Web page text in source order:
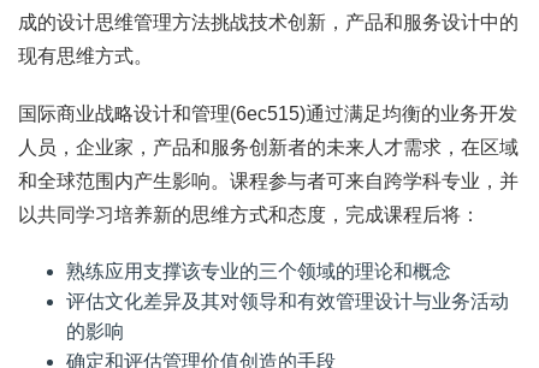
成的设计思维管理方法挑战技术创新，产品和服务设计中的
现有思维方式。
国际商业战略设计和管理(6ec515)通过满足均衡的业务开发
人员，企业家，产品和服务创新者的未来人才需求，在区域
和全球范围内产生影响。课程参与者可来自跨学科专业，并
以共同学习培养新的思维方式和态度，完成课程后将：
熟练应用支撑该专业的三个领域的理论和概念
评估文化差异及其对领导和有效管理设计与业务活动
的影响
确定和评估管理价值创造的手段